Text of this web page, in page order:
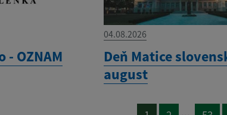
- OZNAM
04.08.2026
Deň Matice
august
...